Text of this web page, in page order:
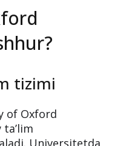
bilan dunyoga
tizimi